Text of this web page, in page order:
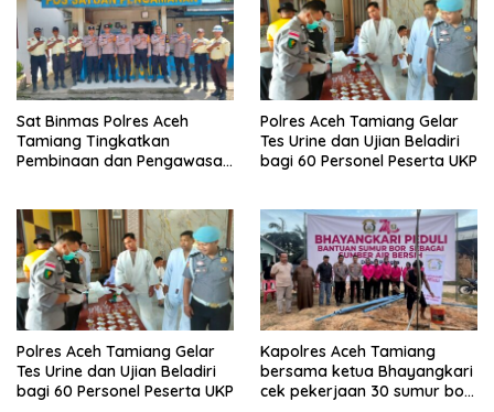
Sat Binmas Polres Aceh
Tamiang Tingkatkan
Pembinaan dan Pengawasan
Polres Aceh Tamiang Gelar
Tes Urine dan Ujian Beladiri
bagi 60 Personel Peserta UKP
Polres Aceh Tamiang Gelar
Tes Urine dan Ujian Beladiri
bagi 60 Personel Peserta UKP
Kapolres Aceh Tamiang
bersama ketua Bhayangkari
cek pekerjaan 30 sumur bor